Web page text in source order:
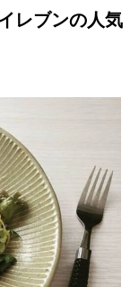
レブンの人気